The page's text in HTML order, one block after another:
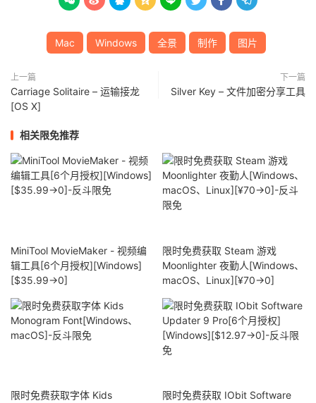
Mac Windows 全景 制作 图片
上一篇
Carriage Solitaire – 运输接龙
[OS X]
下一篇
Silver Key – 文件加密分享工具
相关限免推荐
MiniTool MovieMaker - 视频编
辑工具[6个月授权][Windows]
[$35.99→0]
限时免费获取 Steam 游戏
Moonlighter 夜勤人[Windows、
macOS、Linux][¥70→0]
限时免费获取字体 Kids
限时免费获取 IObit Software